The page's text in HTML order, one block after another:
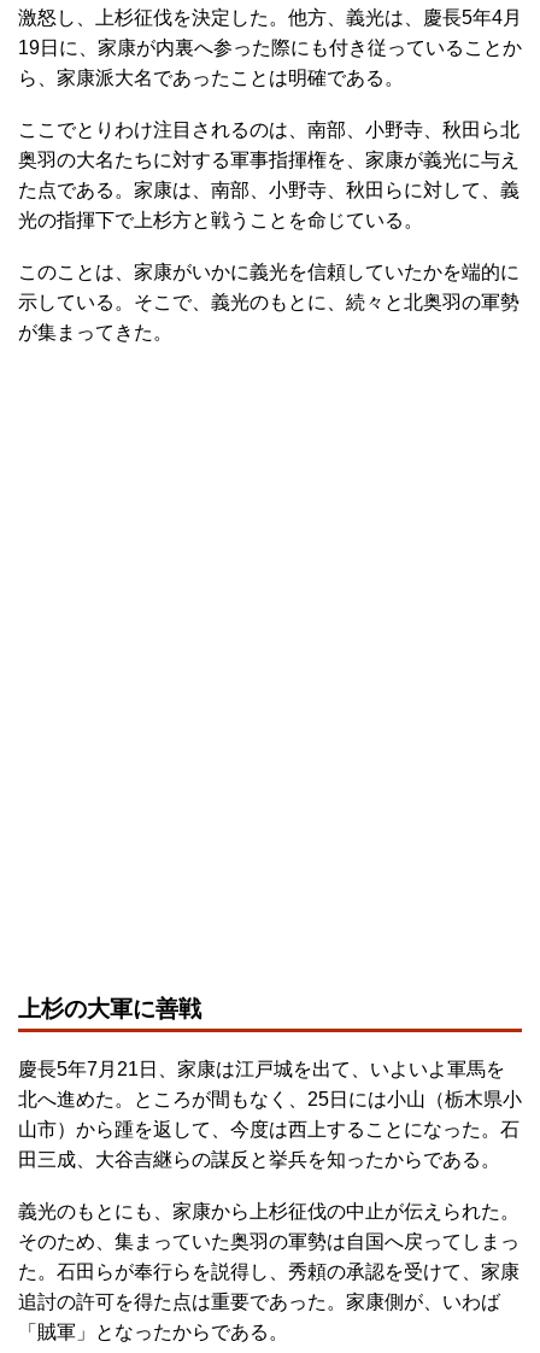
激怒し、上杉征伐を決定した。他方、義光は、慶長5年4月
19日に、家康が内裏へ参った際にも付き従っていることか
ら、家康派大名であったことは明確である。
ここでとりわけ注目されるのは、南部、小野寺、秋田ら北
奥羽の大名たちに対する軍事指揮権を、家康が義光に与え
た点である。家康は、南部、小野寺、秋田らに対して、義
光の指揮下で上杉方と戦うことを命じている。
このことは、家康がいかに義光を信頼していたかを端的に
示している。そこで、義光のもとに、続々と北奥羽の軍勢
が集まってきた。
上杉の大軍に善戦
慶長5年7月21日、家康は江戸城を出て、いよいよ軍馬を
北へ進めた。ところが間もなく、25日には小山（栃木県小
山市）から踵を返して、今度は西上することになった。石
田三成、大谷吉継らの謀反と挙兵を知ったからである。
義光のもとにも、家康から上杉征伐の中止が伝えられた。
そのため、集まっていた奥羽の軍勢は自国へ戻ってしまっ
た。石田らが奉行らを説得し、秀頼の承認を受けて、家康
追討の許可を得た点は重要であった。家康側が、いわば
「賊軍」となったからである。